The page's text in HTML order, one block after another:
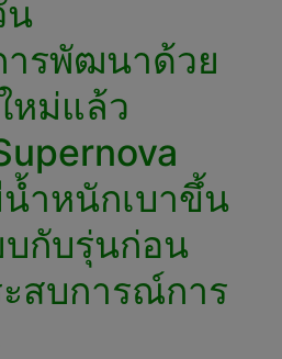
น
ารพัฒนาด้วย
หม่แล้ว
ำหนักเบาขึ้น
บกับรุ่นก่อน
สบการณ์การ